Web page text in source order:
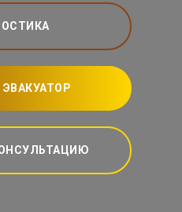
ЭВАКУАТОР